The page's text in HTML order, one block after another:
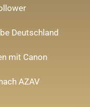
Deutschland
mit Canon
AZAV